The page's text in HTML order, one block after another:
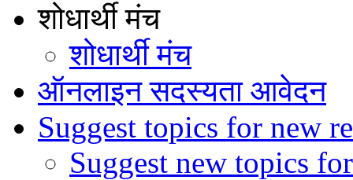
शोधार्थी मंच
शोधार्थी मंच
ऑनलाइन सदस्यता आवेदन
Suggest topics for new
Suggest new topics